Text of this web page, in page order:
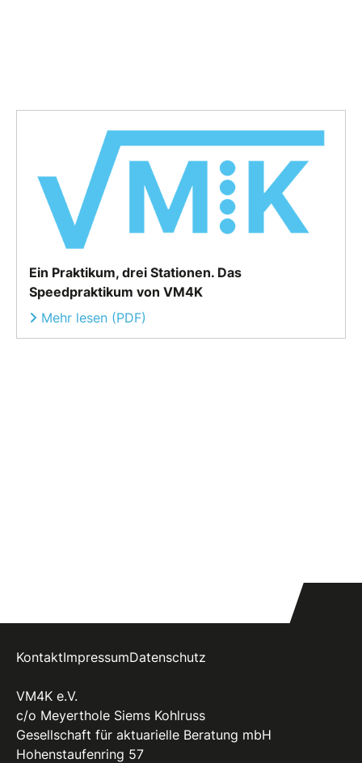
Ein Praktikum, drei Stationen. Das
Speedpraktikum von VM4K
Mehr lesen (PDF)
KontaktImpressumDatenschutz
VM4K e.V.
c/o Meyerthole Siems Kohlruss
Gesellschaft für aktuarielle Beratung mbH
Hohenstaufenring 57